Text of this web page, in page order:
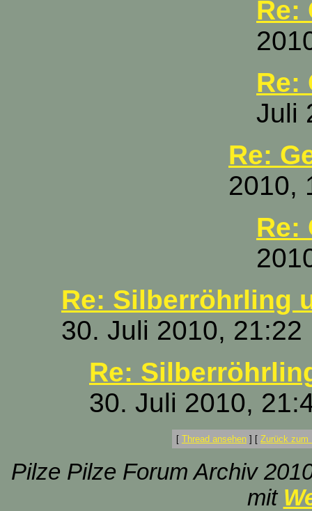
Re:
Re:
Juli
Re:
2010,
Re:
Re: Silberröhrling
30. Juli 2010, 21:22
Re:
30. Juli 2010,
[ Thread ansehen ] [ Zurück zum
Pilze Pilze Forum Archiv
mit